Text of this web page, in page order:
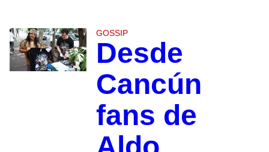
GOSSIP
Desde
Cancún
fans de